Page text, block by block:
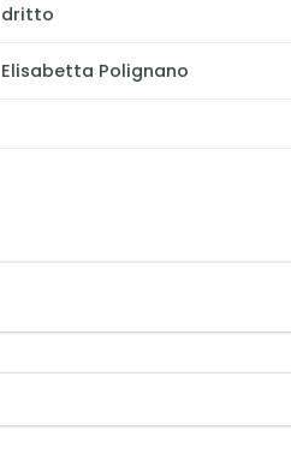
dritto
Elisabetta Polignano